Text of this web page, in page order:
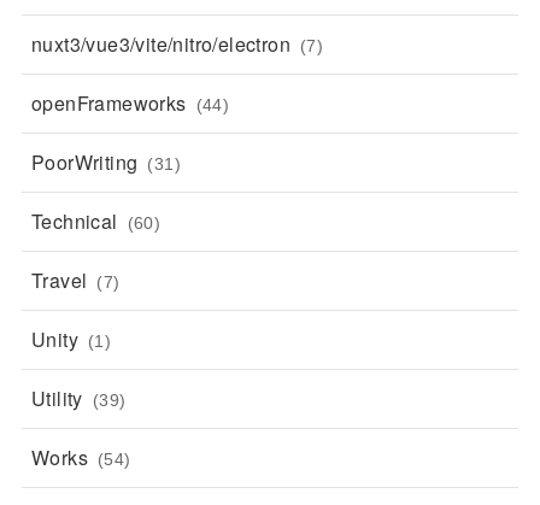
nuxt3/vue3/vite/nitro/electron (7)
openFrameworks (44)
PoorWriting (31)
Technical (60)
Travel (7)
Unity (1)
Utility (39)
Works (54)